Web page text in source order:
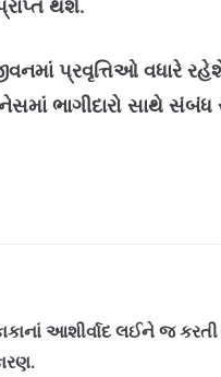
થશે.
પ્રવૃત્તિઓ વધારે
ભાગીદારો સાથે
આશીર્વાદ લઈને જ